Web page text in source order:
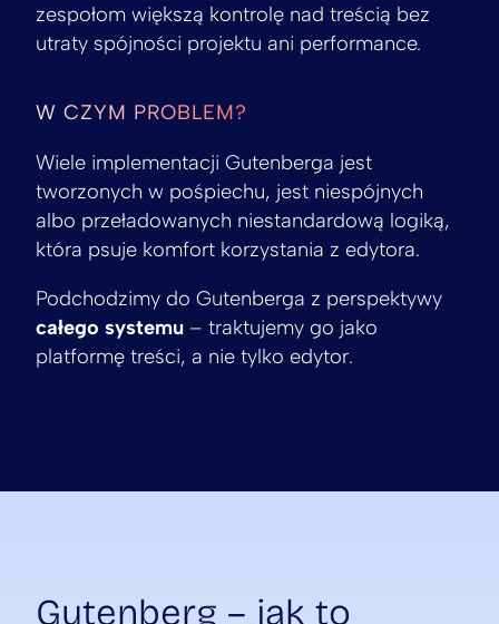
zespołom większą kontrolę nad treścią bez
utraty spójności projektu ani performance.
W CZYM PROBLEM?
Wiele implementacji Gutenberga jest
tworzonych w pośpiechu, jest niespójnych
albo przeładowanych niestandardową logiką,
która psuje komfort korzystania z edytora.
Podchodzimy do Gutenberga z perspektywy
całego systemu – traktujemy go jako
platformę treści, a nie tylko edytor.
Gutenberg – jak to